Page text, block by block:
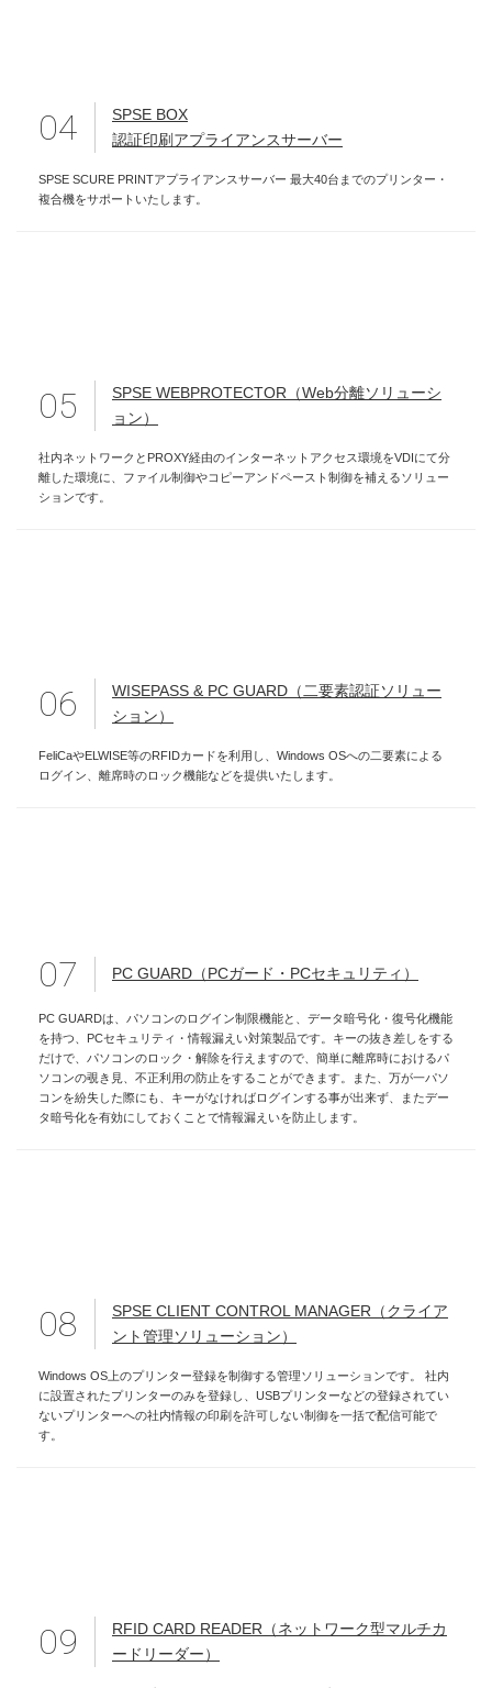
04
SPSE BOX
認証印刷アプライアンスサーバー
SPSE SCURE PRINTアプライアンスサーバー 最大40台までのプリンター・
複合機をサポートいたします。
05
SPSE WEBPROTECTOR（Web分離ソリューシ
ョン）
社内ネットワークとPROXY経由のインターネットアクセス環境をVDIにて分
離した環境に、ファイル制御やコピーアンドペースト制御を補えるソリュー
ションです。
06
WISEPASS & PC GUARD（二要素認証ソリュー
ション）
FeliCaやELWISE等のRFIDカードを利用し、Windows OSへの二要素による
ログイン、離席時のロック機能などを提供いたします。
07 PC GUARD（PCガード・PCセキュリティ）
PC GUARDは、パソコンのログイン制限機能と、データ暗号化・復号化機能
を持つ、PCセキュリティ・情報漏えい対策製品です。キーの抜き差しをする
だけで、パソコンのロック・解除を行えますので、簡単に離席時におけるパ
ソコンの覗き見、不正利用の防止をすることができます。また、万が一パソ
コンを紛失した際にも、キーがなければログインする事が出来ず、またデー
タ暗号化を有効にしておくことで情報漏えいを防止します。
08
SPSE CLIENT CONTROL MANAGER（クライア
ント管理ソリューション）
Windows OS上のプリンター登録を制御する管理ソリューションです。 社内
に設置されたプリンターのみを登録し、USBプリンターなどの登録されてい
ないプリンターへの社内情報の印刷を許可しない制御を一括で配信可能で
す。
09
RFID CARD READER（ネットワーク型マルチカ
ードリーダー）